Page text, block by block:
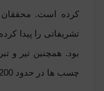
کرده است.
تشریفاتی را پیدا
بود. همچنین تیر و
چسب ها در حدود 5200 سال پیش به هم چسبیده بودند.